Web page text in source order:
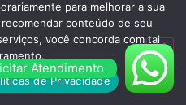
SP
Atendimento
para melhorar a sua
conteúdo de seu
você concorda com tal
de Privacidade